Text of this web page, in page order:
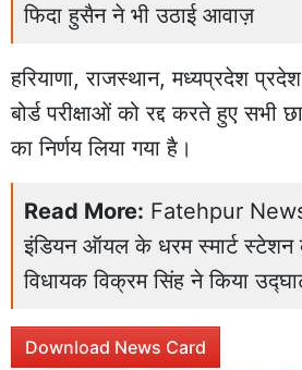
फिदा हुसैन ने भी उठाई आवाज़
हरियाणा, राजस्थान, मध्यप्रदेश
बोर्ड परीक्षाओं को रद्द करते हुए सभी
का निर्णय लिया गया है।
Read More: Fatehpur
इंडियन ऑयल के धरम स्मार्ट स्टेशन
विधायक विक्रम सिंह ने किया
Download News Card